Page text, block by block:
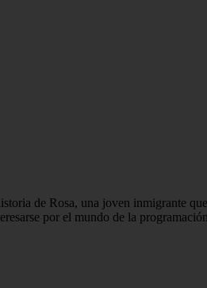
de Rosa, una joven inmigrante
por el mundo de la